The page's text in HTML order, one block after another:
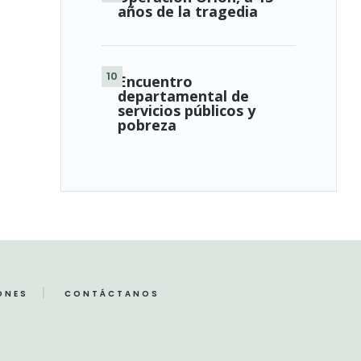
años de la tragedia
Encuentro
departamental de
servicios públicos y
pobreza
CONTÁCTANOS